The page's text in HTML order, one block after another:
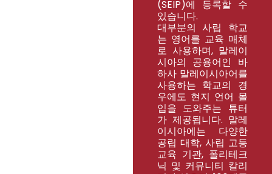
(SEIP)에 등록할 수
있습니다.
대부분의 사립 학교
는 영어를 교육 매체
로 사용하며, 말레이
시아의 공용어인 바
하사 말레이시아어를
사용하는 학교의 경
우에도 현지 언어 몰
입을 도와주는 튜터
가 제공됩니다. 말레
이시아에는 다양한
공립 대학, 사립 고등
교육 기관, 폴리테크
닉 및 커뮤니티 칼리